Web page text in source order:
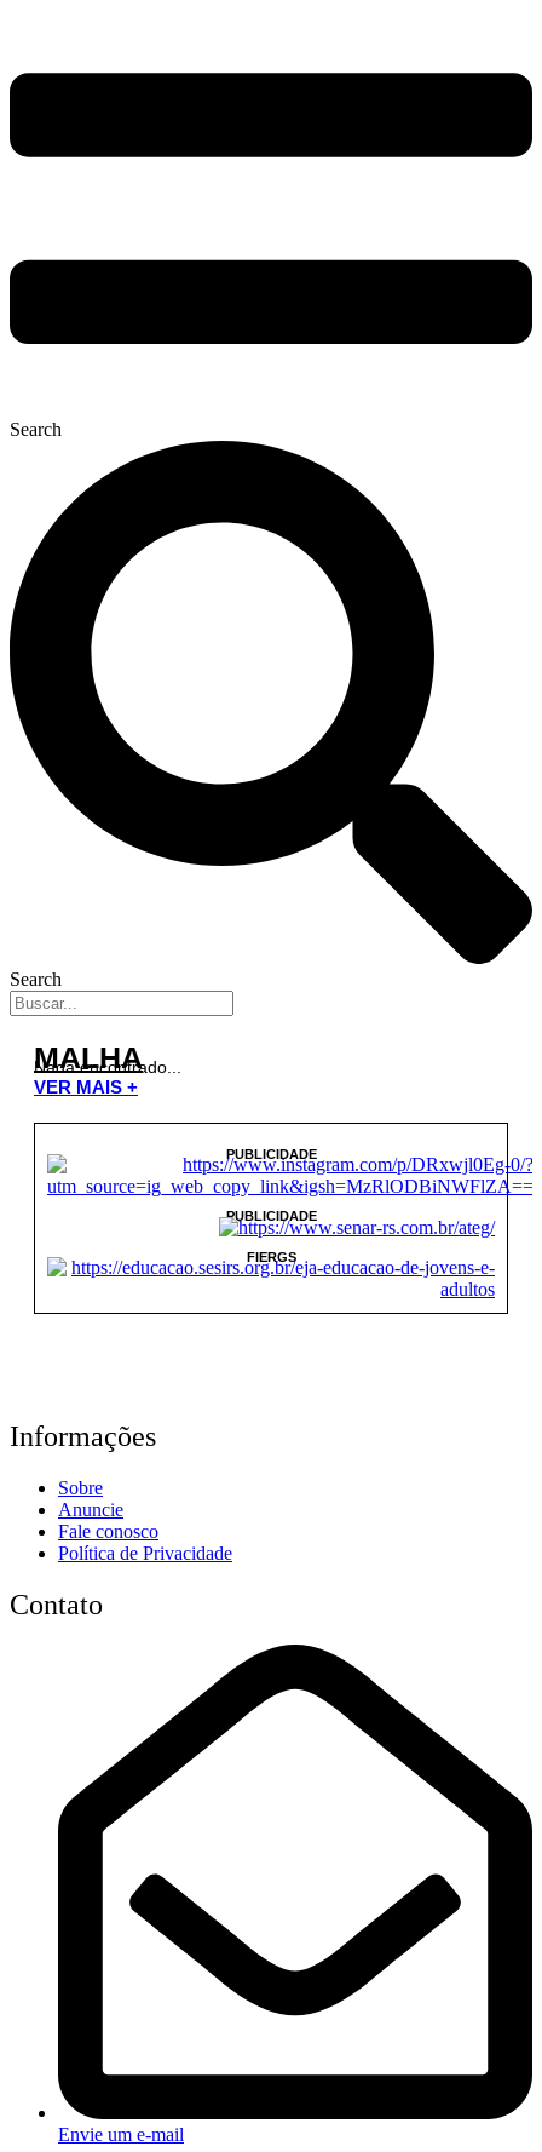
Search
Search
MALHA
Nada encontrado...
VER MAIS +
PUBLICIDADE
PUBLICIDADE
FIERGS
Informações
Sobre
Anuncie
Fale conosco
Política de Privacidade
Contato
Envie um e-mail